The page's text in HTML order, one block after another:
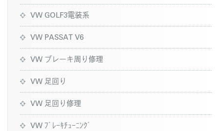
VW GOLF3電装系
VW PASSAT V6
VW ブレーキ周り修理
VW 足回り
VW 足回り修理
VW ﾌﾞﾚｰｷﾁｭｰﾆﾝｸﾞ